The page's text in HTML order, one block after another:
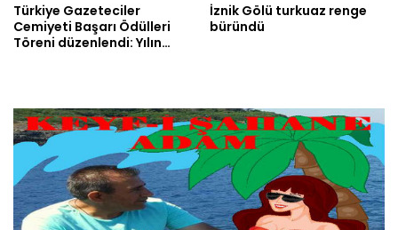
Türkiye Gazeteciler
Cemiyeti Başarı Ödülleri
Töreni düzenlendi: Yılın…
İznik Gölü turkuaz renge
büründü